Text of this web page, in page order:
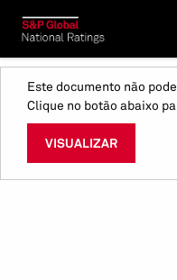
Este documento não
Clique no botão abaixo
VISUALIZAR